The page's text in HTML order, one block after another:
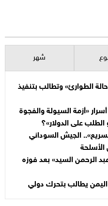
شهر
الطوارئ» وتطالب بتنفيذ
«أزمة السيولة والفجوة
على الدولار»؟
الجيش السوداني
الرحمن السيد» بعد فوزه
يطالب بتحرك دولي